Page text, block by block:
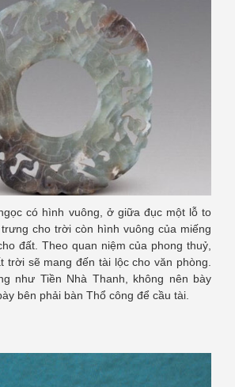
có hình vuông, ở giữa đục một lỗ to
cho trời còn hình vuông của miếng
đất. Theo quan niệm của phong thuỷ,
trời sẽ mang đến tài lộc cho văn phòng.
như Tiền Nhà Thanh, không nên bày
bên phải bàn Thổ công để cầu tài.